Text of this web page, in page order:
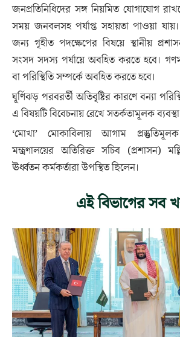
জনপ্রতিনিধিদের সঙ্গ নিয়মিত যোগাযোগ
সময় জনবলসহ পর্যাপ্ত সহায়তা পাওয়া
জন্য গৃহীত পদক্ষেপের বিষয়ে স্থানীয়
সংসদ সদস্য পর্যায়ে অবহিত করতে হবে।
বা পরিস্থিতি সম্পর্কে অবহিত করতে হবে।
ঘূর্ণিঝড় পরবরর্তী অতিবৃষ্টির কারণে বন্যা
এ বিষয়টি বিবেচনায় রেখে সতর্কতামূলক ব্যবস্থা
‘মোখা’ মোকাবিলায় আগাম
মন্ত্রণালয়ের অতিরিক্ত সচিব (প্রশাসন)
ঊর্ধ্বতন কর্মকর্তারা উপস্থিত ছিলেন।
এই বিভাগের সব